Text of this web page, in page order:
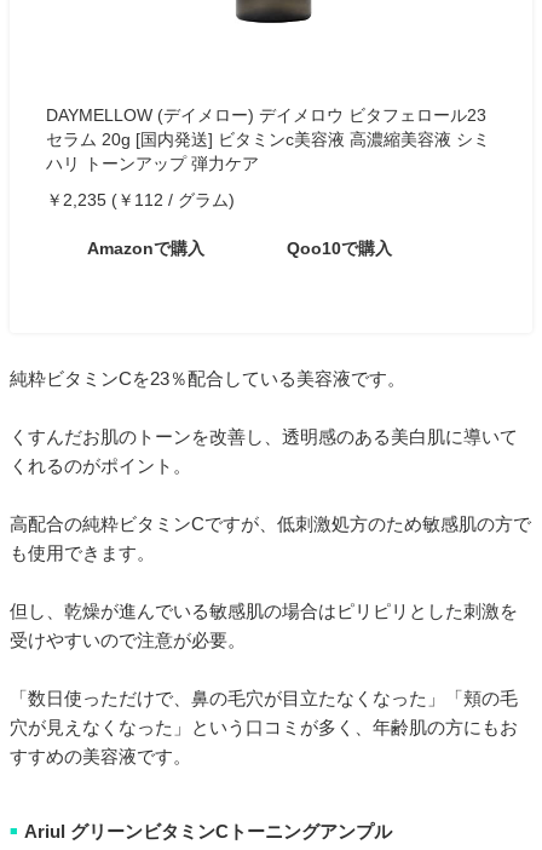
DAYMELLOW (デイメロー) デイメロウ ビタフェロール23
セラム 20g [国内発送] ビタミンc美容液 高濃縮美容液 シミ
ハリ トーンアップ 弾力ケア
￥2,235 (￥112 / グラム)
Amazonで購入 Qoo10で購入
純粋ビタミンCを23％配合している美容液です。
くすんだお肌のトーンを改善し、透明感のある美白肌に導いて
くれるのがポイント。
高配合の純粋ビタミンCですが、低刺激処方のため敏感肌の方で
も使用できます。
但し、乾燥が進んでいる敏感肌の場合はピリピリとした刺激を
受けやすいので注意が必要。
「数日使っただけで、鼻の毛穴が目立たなくなった」「頬の毛
穴が見えなくなった」という口コミが多く、年齢肌の方にもお
すすめの美容液です。
■ Ariul グリーンビタミンCトーニングアンプル